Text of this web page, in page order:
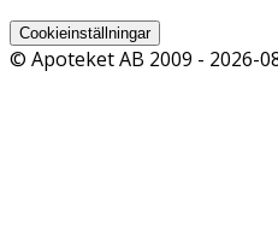
Cookieinställningar
© Apoteket AB 2009 - 2026-